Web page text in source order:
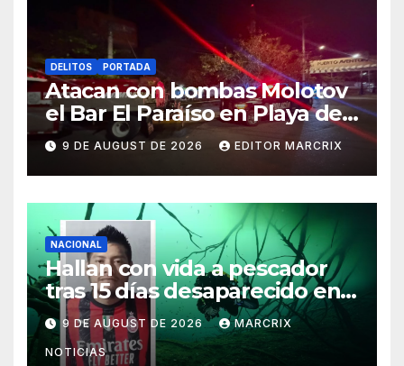
DELITOS PORTADA
Atacan con bombas Molotov
el Bar El Paraíso en Playa del
Carmen
9 DE AUGUST DE 2026 EDITOR MARCRIX
NACIONAL
Hallan con vida a pescador
tras 15 días desaparecido en
un cenote de Veracruz
9 DE AUGUST DE 2026 MARCRIX
NOTICIAS